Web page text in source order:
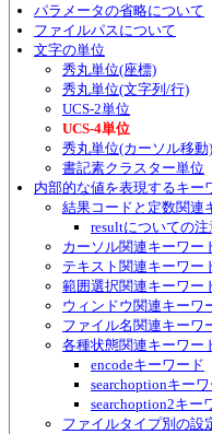
パラメータの省略について
ファイルパスについて
文字の単位
秀丸単位(座標)
秀丸単位(文字列/行)
UCS-2単位
UCS-4単位
秀丸単位(カーソル移動)
書記素クラスター単位
内部的な値を表現するキー
結果コードと定数関連
resultについての
カーソル関連キーワー
テキスト関連キーワー
範囲選択関連キーワー
ウィンドウ関連キーワ
ファイル名関連キーワ
各種状態関連キーワー
encodeキーワード
searchoptionキー
searchoption2キー
ファイルタイプ別の設